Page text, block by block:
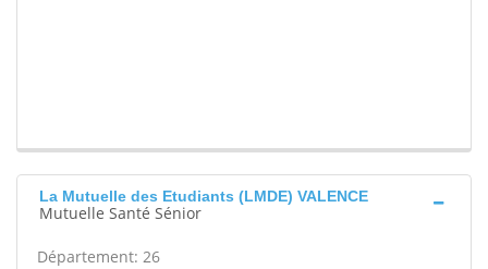
La Mutuelle des Etudiants (LMDE) VALENCE
Mutuelle Santé Sénior
Département: 26